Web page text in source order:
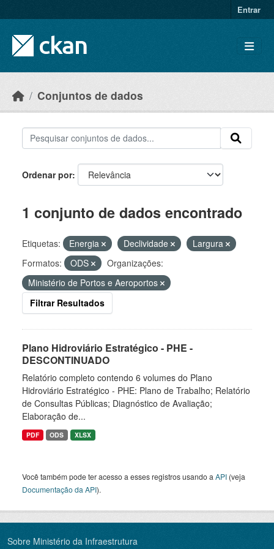
Entrar
Conjuntos de dados
Ordenar por
1 conjunto de dados encontrado
Etiquetas: Energia Declividade
Largura
Formatos:
ODS
Organizações:
Ministério de Portos e Aeroportos
Filtrar Resultados
Plano Hidroviário Estratégico - PHE -
DESCONTINUADO
Relatório completo contendo 6 volumes do Plano
Hidroviário Estratégico - PHE: Plano de Trabalho; Relatório
de Consultas Públicas; Diagnóstico de Avaliação;
Elaboração de...
PDF ODS XLSX
Você também pode ter acesso a esses registros usando a API (veja
Documentação da API).
Sobre Ministério da Infraestrutura